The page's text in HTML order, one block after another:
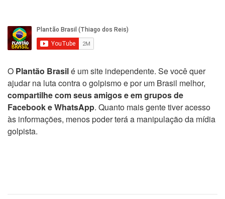
O Plantão Brasilé um site independente. Se você quer
ajudar na luta contra o golpismo e por um Brasil melhor,
compartilhe com seus amigos e em grupos de
Facebook e WhatsApp. Quanto mais gente tiver acesso
às informações, menos poder terá a manipulação da mídia
golpista.